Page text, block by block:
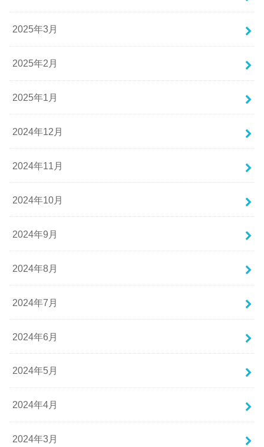
2025年3月
2025年2月
2025年1月
2024年12月
2024年11月
2024年10月
2024年9月
2024年8月
2024年7月
2024年6月
2024年5月
2024年4月
2024年3月